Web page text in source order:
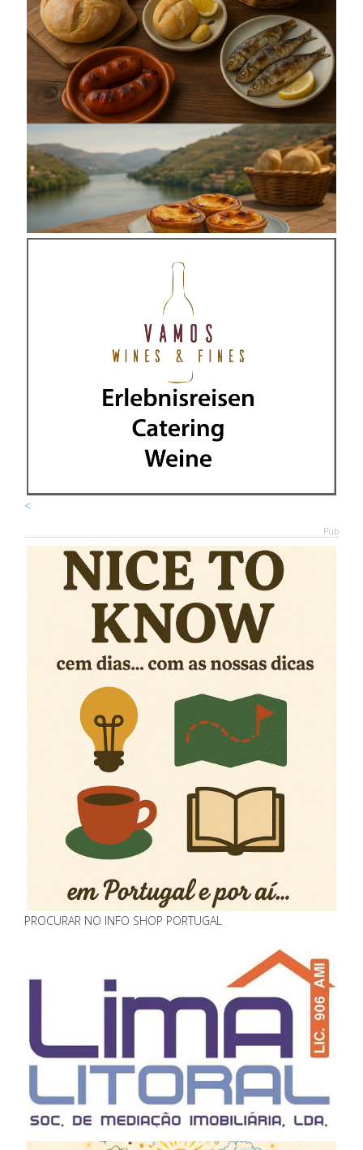
<
Pub
PROCURAR NO INFO SHOP PORTUGAL